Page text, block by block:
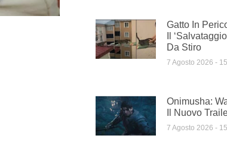
Gatto In
Il
Da Stiro
7 Agosto 2026
Onimusha:
Il Nuovo
7 Agosto 2026